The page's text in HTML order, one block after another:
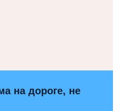
на дороге, не